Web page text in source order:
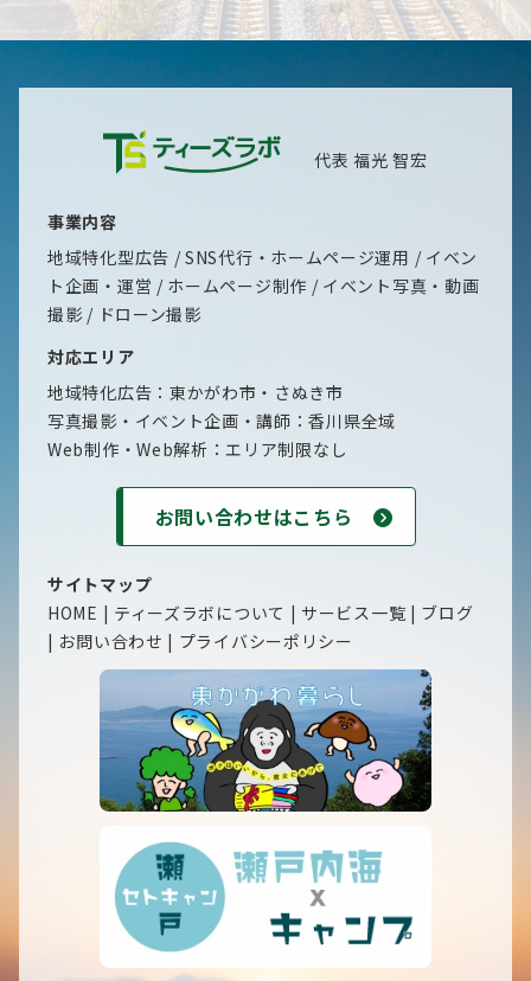
代表 福光 智宏
事業内容
地域特化型広告
SNS代行・ホームページ運用
イベン
ト企画・運営
ホームページ制作
イベント写真・動画
撮影
ドローン撮影
対応エリア
地域特化広告：東かがわ市・さぬき市
写真撮影・イベント企画・講師：香川県全域
Web制作・Web解析：エリア制限なし
お問い合わせはこちら
サイトマップ
HOME | ティーズラボについて | サービス一覧 | ブログ
| お問い合わせ | プライバシーポリシー